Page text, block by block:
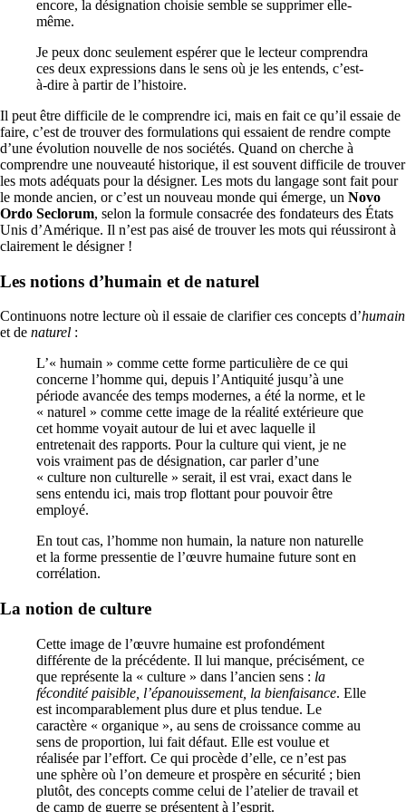
encore, la désignation choisie semble se supprimer elle-
même.
Je peux donc seulement espérer que le lecteur comprendra
ces deux expressions dans le sens où je les entends, c’est-
à-dire à partir de l’histoire.
Il peut être difficile de le comprendre ici, mais en fait ce qu’il essaie de
faire, c’est de trouver des formulations qui essaient de rendre compte
d’une évolution nouvelle de nos sociétés. Quand on cherche à
comprendre une nouveauté historique, il est souvent difficile de trouver
les mots adéquats pour la désigner. Les mots du langage sont fait pour
le monde ancien, or c’est un nouveau monde qui émerge, un Novo
Ordo Seclorum, selon la formule consacrée des fondateurs des États
Unis d’Amérique. Il n’est pas aisé de trouver les mots qui réussiront à
clairement le désigner !
Les notions d’humain et de naturel
Continuons notre lecture où il essaie de clarifier ces concepts d’humain
et de naturel :
L’« humain » comme cette forme particulière de ce qui
concerne l’homme qui, depuis l’Antiquité jusqu’à une
période avancée des temps modernes, a été la norme, et le
« naturel » comme cette image de la réalité extérieure que
cet homme voyait autour de lui et avec laquelle il
entretenait des rapports. Pour la culture qui vient, je ne
vois vraiment pas de désignation, car parler d’une
« culture non culturelle » serait, il est vrai, exact dans le
sens entendu ici, mais trop flottant pour pouvoir être
employé.
En tout cas, l’homme non humain, la nature non naturelle
et la forme pressentie de l’œuvre humaine future sont en
corrélation.
La notion de culture
Cette image de l’œuvre humaine est profondément
différente de la précédente. Il lui manque, précisément, ce
que représente la « culture » dans l’ancien sens : la
fécondité paisible, l’épanouissement, la bienfaisance. Elle
est incomparablement plus dure et plus tendue. Le
caractère « organique », au sens de croissance comme au
sens de proportion, lui fait défaut. Elle est voulue et
réalisée par l’effort. Ce qui procède d’elle, ce n’est pas
une sphère où l’on demeure et prospère en sécurité ; bien
plutôt, des concepts comme celui de l’atelier de travail et
de camp de guerre se présentent à l’esprit.